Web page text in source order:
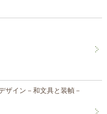
ザイン－和文具と装幀－